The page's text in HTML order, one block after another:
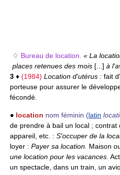
♢ Bureau de location. « La
places retenues des mois [...] à
3 ♦ (1984) Location d'utérus : fait
porteuse pour assurer le
fécondé.
● location nom féminin (latin
de prendre à bail un local ;
appareil, etc. : S'occuper de la
loyer : Payer sa location. Maison
une location pour les vacances.
un spectacle, dans un train, un